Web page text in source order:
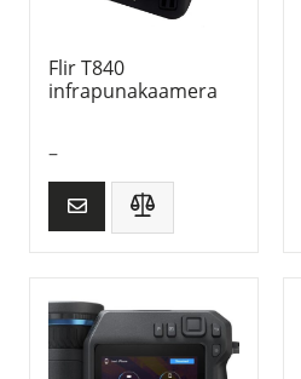
Flir T840
infrapunakaamera
–